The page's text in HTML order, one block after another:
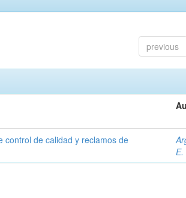
previous
control de calidad y reclamos de
E.